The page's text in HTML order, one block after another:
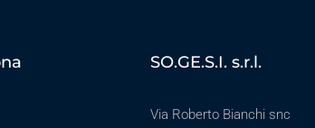
SO.GE.S.I. s.r.l.
Via Roberto Bianchi snc